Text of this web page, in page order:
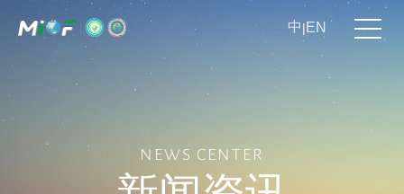
中| EN
NEWS CENTER